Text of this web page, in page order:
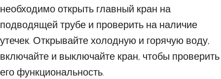
необходимо открыть главный кран на
подводящей трубе и проверить на наличие
утечек. Открывайте холодную и горячую воду,
включайте и выключайте кран, чтобы проверить
его функциональность.